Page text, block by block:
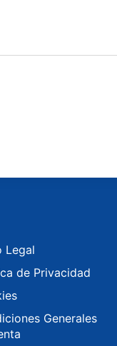
Legal
de Privacidad
Generales